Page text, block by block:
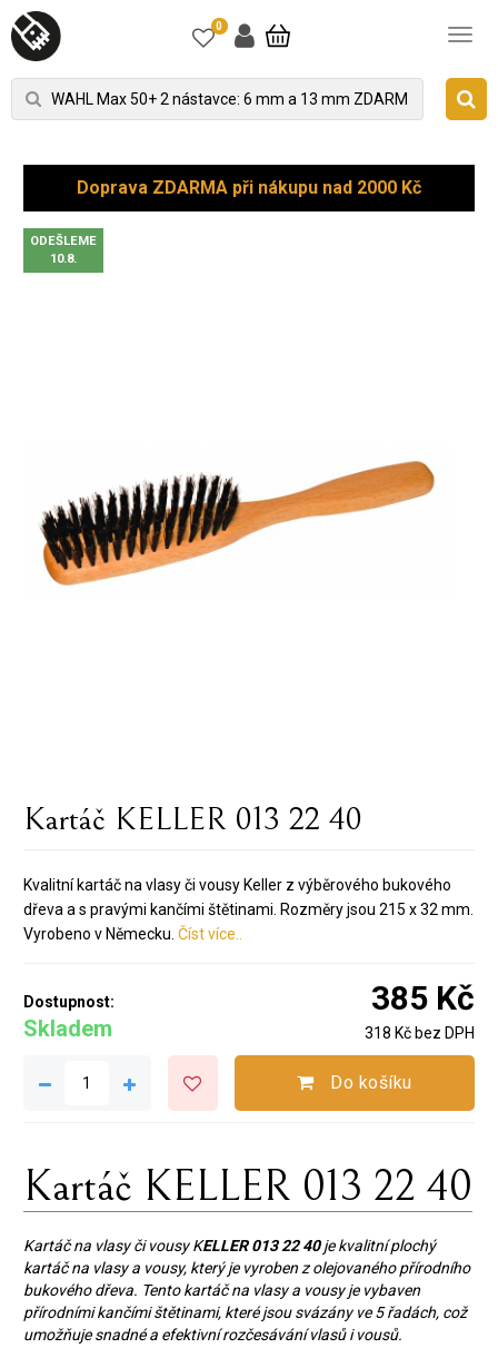
0
Doprava ZDARMA při nákupu nad 2000 Kč
ODEŠLEME
10.8.
Kartáč KELLER 013 22 40
Kvalitní kartáč na vlasy či vousy Keller z výběrového bukového
dřeva a s pravými kančími štětinami. Rozměry jsou 215 x 32 mm.
Vyrobeno v Německu. Číst více..
Dostupnost:
Skladem
385 Kč
318 Kč bez DPH
Do košíku
Kartáč KELLER 013 22 40
Kartáč na vlasy či vousy KELLER 013 22 40je kvalitní plochý
kartáč na vlasy a vousy, který je vyroben z olejovaného přírodního
bukového dřeva. Tento kartáč na vlasy a vousy je vybaven
přírodními kančími štětinami, které jsou svázány ve 5 řadách, což
umožňuje snadné a efektivní rozčesávání vlasů i vousů.